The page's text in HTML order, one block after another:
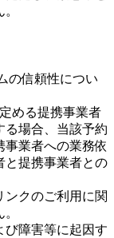
の信頼性につい
める提携事業者
る場合、当該予約
事業者への業務依
と提携事業者との
ンクのご利用に関
び障害等に起因す